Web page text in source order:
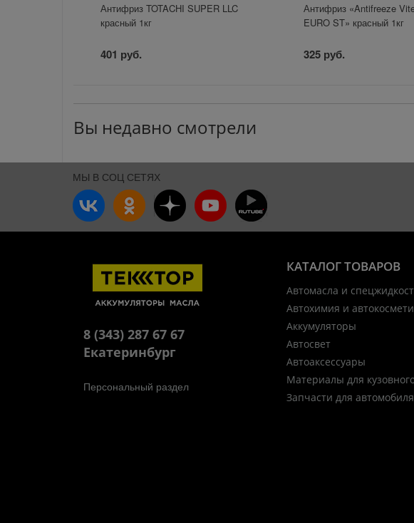
Антифриз TOTACHI SUPER LLC
красный 1кг
401 руб.
Антифриз «Antifreeze
EURO ST» красный 1кг
325 руб.
Вы недавно смотрели
МЫ В СОЦ СЕТЯХ
КАТАЛОГ ТОВАРОВ
Автомасла и
Автохимия и
Аккумуляторы
Автосвет
Автоаксессуары
Материалы для
Запчасти для автомобиля
8 (343) 287 67 67
Екатеринбург
Персональный раздел